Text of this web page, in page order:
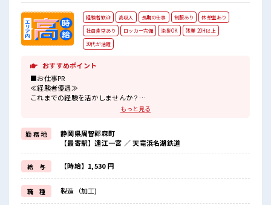
経験者歓迎 高収入 長期の仕事 制服あり
休憩室あり
社員食堂あり
ロッカー完備 染髪OK
残業 20H以上
30代が活躍
おすすめポイント
■お仕事PR
≪経験者優遇≫
これまでの経験を活かしませんか？
≪稼ぎたい人向け≫
高収入を希望される方にオススメ。
残業は月20時間以上あります♪
≪髪色自由で自分らしく働く≫
明るすぎたり奇抜でなければ基本的に自由！
(規定有)≪機能的な制服アリ≫
制服があるので、
毎日の服装の悩み解消♪
もっと見る
勤 務 地
静岡県周智郡森町
【最寄駅】遠江一宮 ／ 天竜浜名湖鉄道
給 与 【時給】1,530 円
職 種 製造（加工)